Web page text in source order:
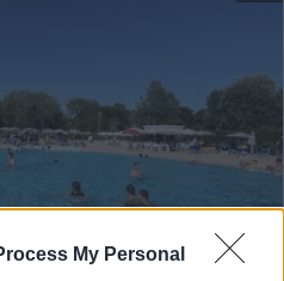
My Personal